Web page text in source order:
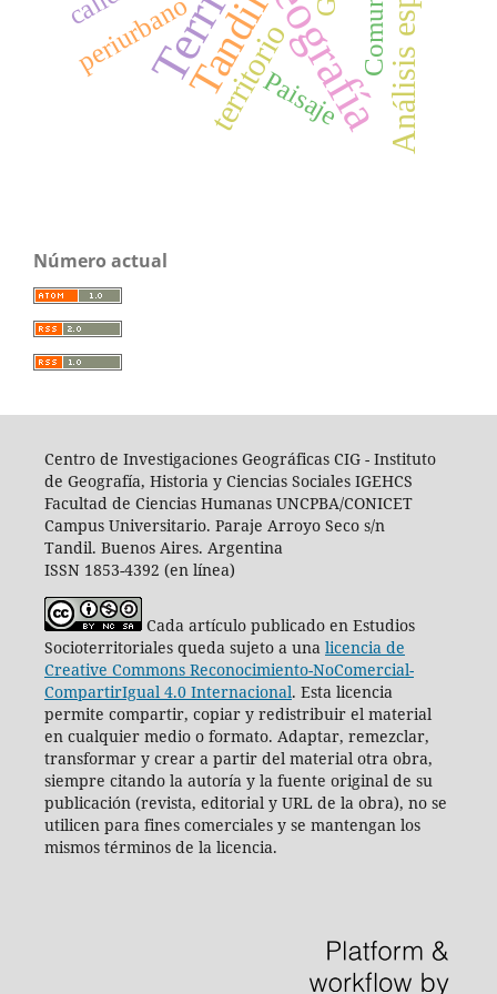
Geografía
Tandil
territorio
periurbano
Paisaje
Número actual
Centro de Investigaciones Geográficas CIG - Instituto
de Geografía, Historia y Ciencias Sociales IGEHCS
Facultad de Ciencias Humanas UNCPBA/CONICET
Campus Universitario. Paraje Arroyo Seco s/n
Tandil. Buenos Aires. Argentina
ISSN 1853-4392 (en línea)
Cada artículo publicado en Estudios
Socioterritoriales queda sujeto a una licencia de
Creative Commons Reconocimiento-NoComercial-
CompartirIgual 4.0 Internacional. Esta licencia
permite compartir, copiar y redistribuir el material
en cualquier medio o formato. Adaptar, remezclar,
transformar y crear a partir del material otra obra,
siempre citando la autoría y la fuente original de su
publicación (revista, editorial y URL de la obra), no se
utilicen para fines comerciales y se mantengan los
mismos términos de la licencia.